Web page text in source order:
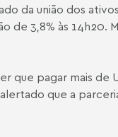
da união dos
3,8% às 14h20.
que pagar mais de
que a